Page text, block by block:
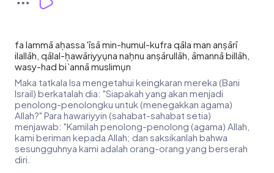
fa lammā aḥassa 'īsā min-humul-kufra qāla man anṣārī
ilallāh, qālal-ḥawāriyyụna naḥnu anṣārullāh, āmannā billāh,
wasy-had bi`annā muslimụn
Maka tatkala Isa mengetahui keingkaran mereka (Bani
lsrail) berkatalah dia: "Siapakah yang akan menjadi
penolong-penolongku untuk (menegakkan agama)
Allah?" Para hawariyyin (sahabat-sahabat setia)
menjawab: "Kamilah penolong-penolong (agama) Allah,
kami beriman kepada Allah; dan saksikanlah bahwa
sesungguhnya kami adalah orang-orang yang berserah
diri.